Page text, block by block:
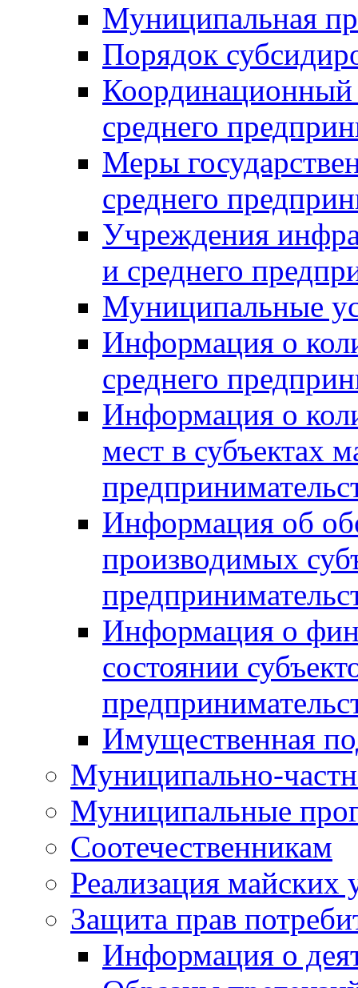
Муниципальная
Порядок
Координационный
среднего
Меры
среднего
Учреждения
и среднего
Муниципальные
Информация о
среднего
Информация о
мест в субъектах
Информация об
производимых
Информация о
состоянии
Имущественная
Муниципально-
Муниципальные
Соотечественникам
Реализация майских
Защита прав
Информация о